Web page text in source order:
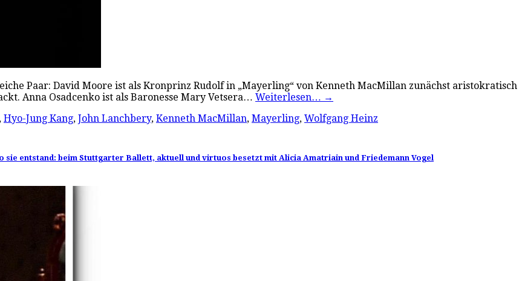
Paar: David Moore ist als Kronprinz Rudolf in „Mayerling“ von Kenneth MacMillan zunächst aristokratisch
Anna Osadcenko ist als Baronesse Mary Vetsera… Weiterlesen… →
, Hyo-Jung Kang, John Lanchbery, Kenneth MacMillan, Mayerling, Wolfgang Heinz
sie entstand: beim Stuttgarter Ballett, aktuell und virtuos besetzt mit Alicia Amatriain und Friedemann Vogel